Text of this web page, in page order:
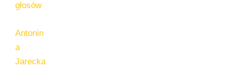
głosów
Antonin
a
Jarecka